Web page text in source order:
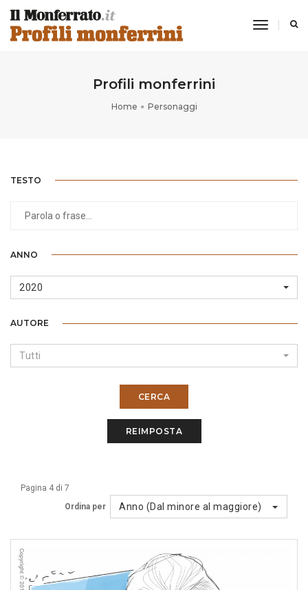
toggle
Profili monferrini
Home Personaggi
TESTO
ANNO
2020
AUTORE
Tutti
CERCA
REIMPOSTA
Pagina 4 di 7
Ordina per
Anno (Dal minore al maggiore)